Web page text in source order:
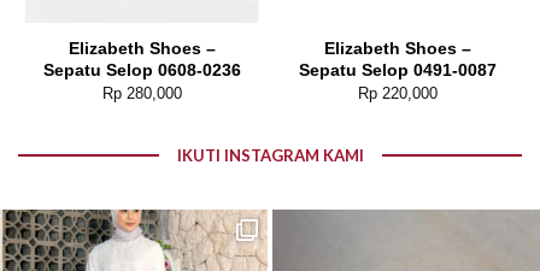
Elizabeth Shoes –
Sepatu Selop 0608-0236
Rp280,000
Elizabeth Shoes –
Sepatu Selop 0491-0087
Rp 220,000
IKUTI INSTAGRAM KAMI